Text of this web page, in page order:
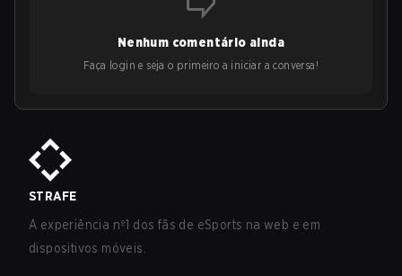
Nenhum comentário ainda
Faça login e seja o primeiro a iniciar a conversa!
STRAFE
A experiência nº1 dos fãs de eSports na web e em
dispositivos móveis.